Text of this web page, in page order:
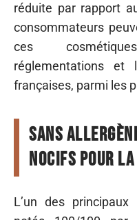
réduite par rapport
consommateurs
ces
réglementations et
françaises, parmi les
Sans
nocifs pour
L’un des